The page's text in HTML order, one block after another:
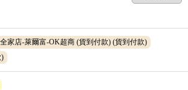
全家店-萊爾富-OK超商 (貨到付款) (貨到付款)
)